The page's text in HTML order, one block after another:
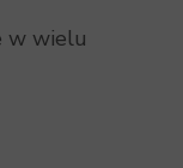
w wielu